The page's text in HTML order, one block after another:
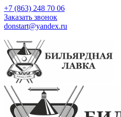
+7 (863) 248 70 06
Заказать звонок
donstart@yandex.ru